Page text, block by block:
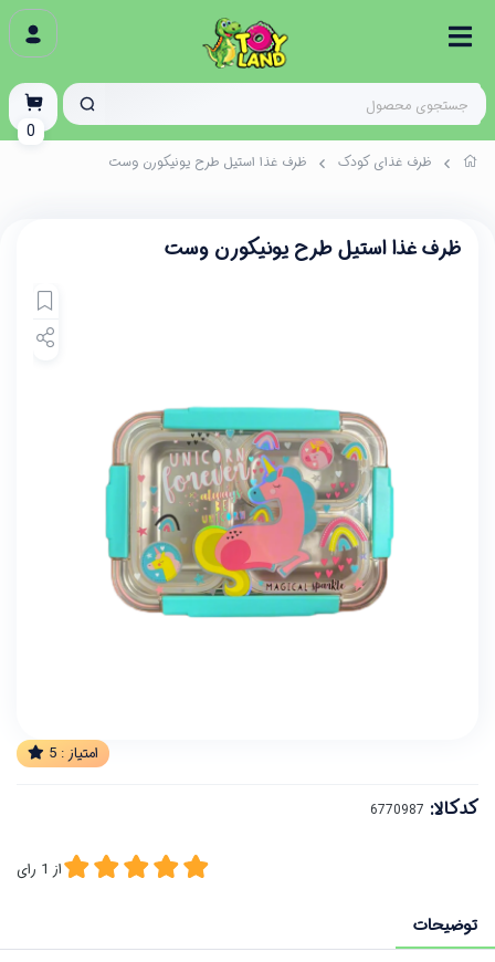
ظرف غذای کودک ظرف غذا استیل طرح یونیکورن وست
ظرف غذا استیل طرح یونیکورن وست
امتیاز : 5
کدکالا:
از 1 رای
توضیحات
0